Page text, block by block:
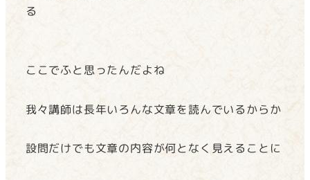
る
ここでふと思ったんだよね
我々講師は長年いろんな文章を読んでいるからか
設問だけでも文章の内容が何となく見えることに